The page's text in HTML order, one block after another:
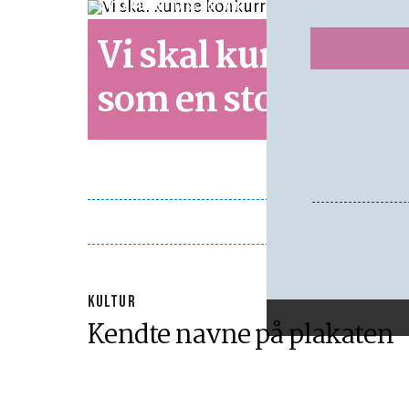
SYNSPUNKTLÆSETID 5 MIN.
Vi skal kunne
som en stormagt
KULTUR
Kendte navne på plakaten